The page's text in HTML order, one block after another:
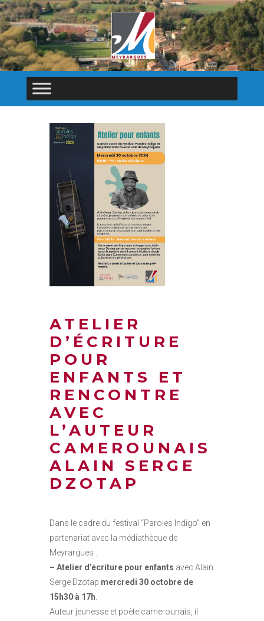
ATELIER
D’ÉCRITURE
POUR
ENFANTS ET
RENCONTRE
AVEC
L’AUTEUR
CAMEROUNAIS
ALAIN SERGE
DZOTAP
Dans le cadre du festival “Paroles Indigo” en
partenariat avec la médiathèque de
Meyrargues :
– Atelier d’écriture pour enfants avec Alain
Serge Dzotap mercredi 30 octobre de
15h30 à 17h.
Auteur jeunesse et poète camerounais, il